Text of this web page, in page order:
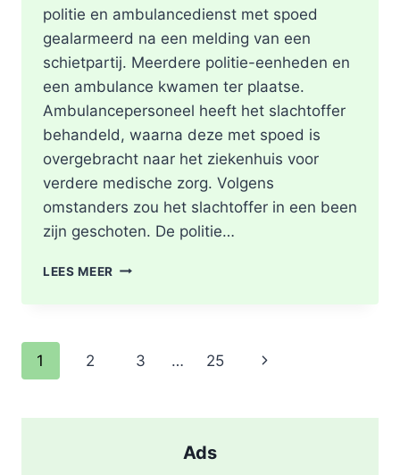
politie en ambulancedienst met spoed
gealarmeerd na een melding van een
schietpartij. Meerdere politie-eenheden en
een ambulance kwamen ter plaatse.
Ambulancepersoneel heeft het slachtoffer
behandeld, waarna deze met spoed is
overgebracht naar het ziekenhuis voor
verdere medische zorg. Volgens
omstanders zou het slachtoffer in een been
zijn geschoten. De politie…
LEES MEER SCHOTEN
GEWONDE
NA
Paginanavigatie
1 2 3 … 25
Volgende
Ads